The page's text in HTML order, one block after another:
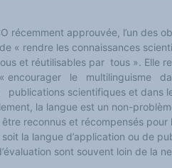
récemment approuvée, l’un des
« rendre les connaissances
et réutilisables par tous ». Elle
« encourager le multilinguisme
scientifiques et dans
la langue est un non-
reconnus et récompensés pour
la langue d’application ou de
sont souvent loin de la